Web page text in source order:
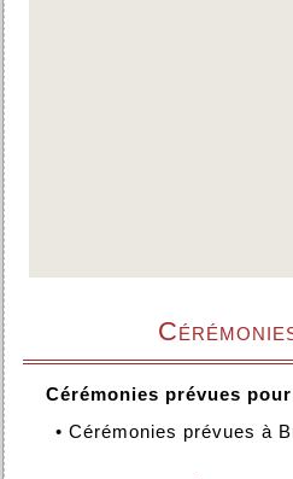
Cérémonies prévues pour
• Cérémonies prévues à